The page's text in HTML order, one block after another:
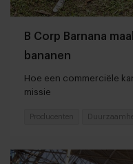
B Corp Barnana
bananen
Hoe een commerciële
missie
Producenten